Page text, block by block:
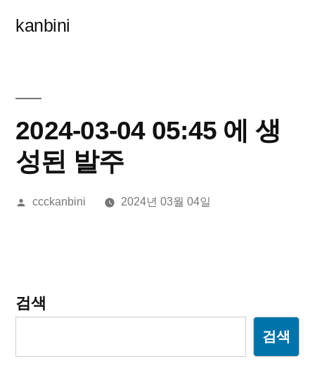
kanbini
2024-03-04 05:45 에 생
성된 발주
올
ccckanbini 2024년 03월 04일
검색
검색